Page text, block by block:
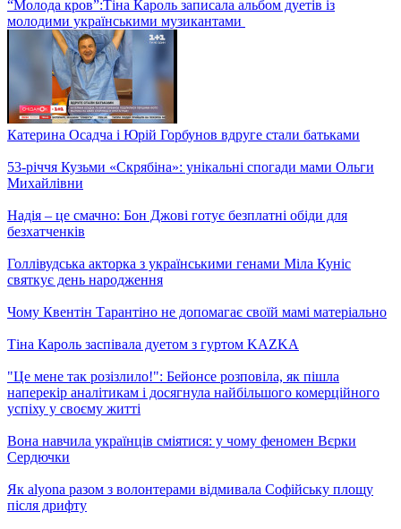
“Молода кров”:Тіна Кароль записала альбом дуетів із
молодими українськими музикантами
Катерина Осадча і Юрій Горбунов вдруге стали батьками
Михайлівни
Надія – це смачно: Бон Джові готує безплатні обіди для